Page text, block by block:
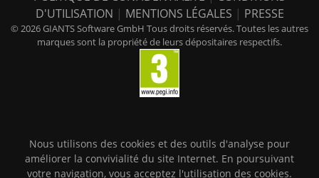
D'UTILISATION | MENTIONS LÉGALES | PRESSE
© 2026 GIANTS Software GmbH Tous droits réservés. Toutes les autres
marques sont la propriété de leurs dépositaires respectifs.
Nous utilisons des cookies et des outils d'analyse pour
améliorer la convivialité du site Internet. En poursuivant
votre navigation, vous acceptez l'utilisation des cookies.